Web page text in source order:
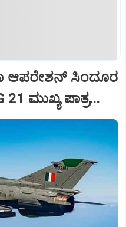
ಆಪರೇಶನ್‌ ಸಿಂದೂರ
ಮುಖ್ಯ ಪಾತ್ರ...